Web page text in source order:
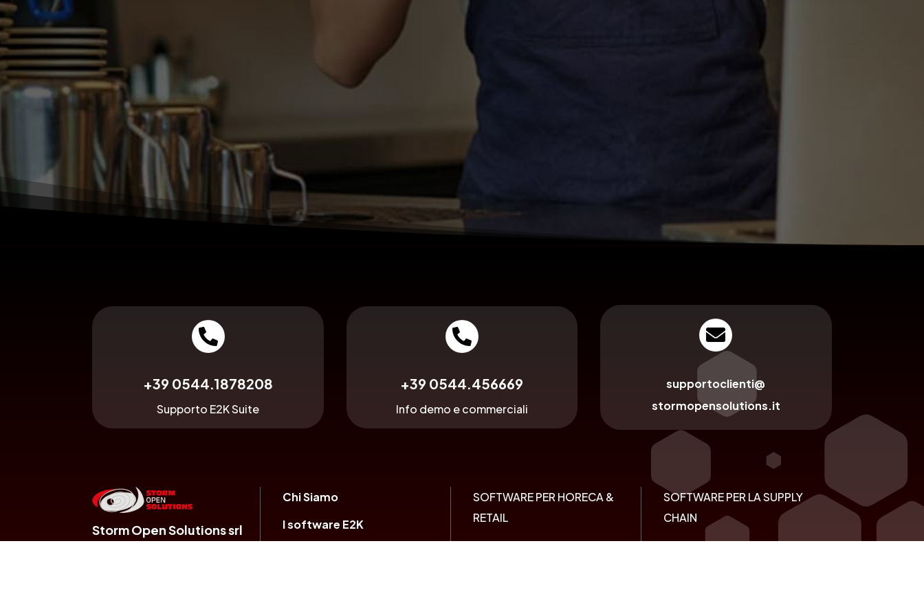

+39 0544.1878208
Supporto E2K Suite

+39 0544.456669
Info demo e commerciali

supportoclienti@
stormopensolutions.it
Storm Open Solutions srl
Chi Siamo
I software E2K
SOFTWARE PER HORECA &
RETAIL
Ristorazione e Bar
SOFTWARE PER LA SUPPLY
CHAIN
Logistica e Magazzino